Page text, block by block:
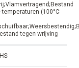
(100°C
tegen wrijving